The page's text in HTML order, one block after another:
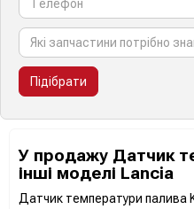
Підібрати
У продажу Датчик
інші моделі Lancia
Датчик температури палива